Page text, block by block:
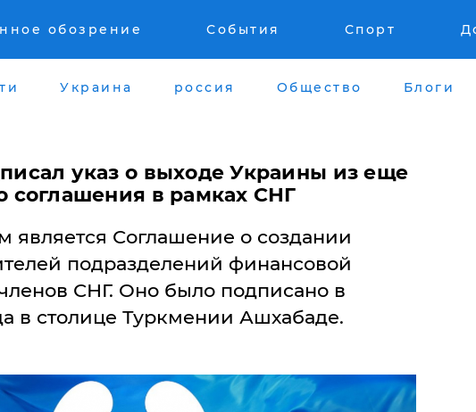
обозрение События Спорт
Украина россия Общество Блоги
указ о выходе Украины из еще
соглашения в рамках СНГ
является Соглашение о создании
подразделений финансовой
СНГ. Оно было подписано в
в столице Туркмении Ашхабаде.